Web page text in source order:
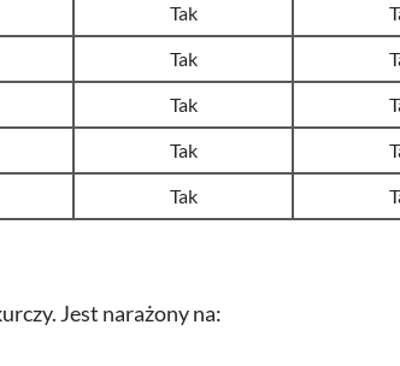
Tak
Tak
Tak
Tak
Tak
Jest narażony na: